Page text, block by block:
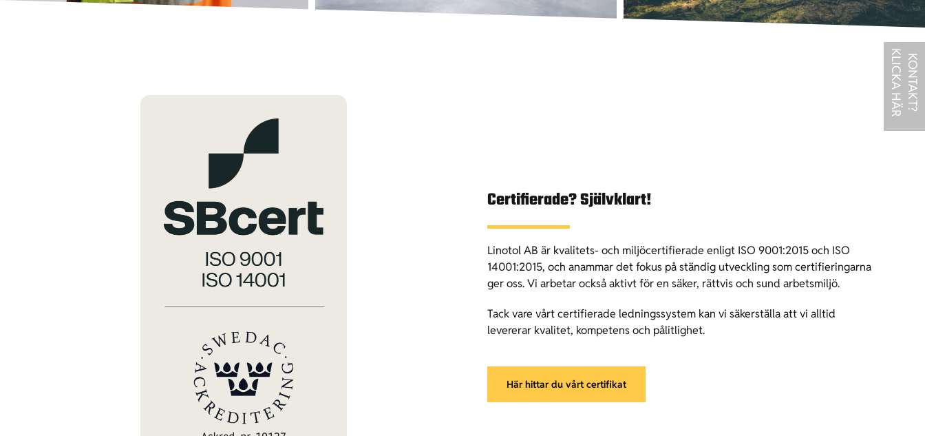
Certifierade? Självklart!
Linotol AB är kvalitets- och miljöcertifierade enligt ISO 9001:2015 och ISO
14001:2015, och anammar det fokus på ständig utveckling som certifieringarna
ger oss.Vi arbetar också aktivt för en säker, rättvis och sund arbetsmiljö.
Tack vare vårt certifierade ledningssystem kan vi säkerställa att vi alltid
levererar kvalitet, kompetens och pålitlighet.
Här hittar du vårt certifikat
K
O
N
T
A
K
T
?
KL
I
C
K
A
H
Ä
R